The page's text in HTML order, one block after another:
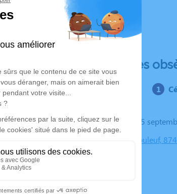
Déroulé des
Le mardi 05
Eglise Eybouleuf,